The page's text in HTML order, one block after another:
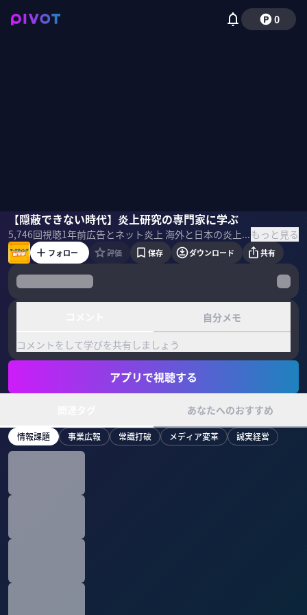
0
【隠蔽できない時代】炎上研究の専門家に学ぶ
5,746回視聴1年前 広告とネット炎上 海外と日本の炎上の違い 炎上時の対処方法 「マーケターのためのネット炎上新常識」をテーマに、炎上研究の専門家、山口真一氏に聞いた。 ＜ゲスト＞ 山口 真一（やまぐち しんいち） 国際大学グローバル・コミュニケーション・センター准教授。 1986年生まれ。博士（経済学・慶應義塾大学）。2020年より現職。 専門は計量経済学。研究分野は，ネットメディア論，情報経済論，情報社会のビジネスなど。メディアにも多数出演。主な著作に『炎上とクチコミの経済学』（朝日新聞出版）、『ネット炎上の研究』（勁草書房）などがある。 ＜目次＞もっと見る
山口真一磯貝初奈
フォロー 評価 保存 ダウンロード 共有
自分メモ
コメントをして学びを共有しましょう
アプリで視聴する
あなたへのおすすめ
情報課題 事業広報 常識打破 メディア変革 誠実経営